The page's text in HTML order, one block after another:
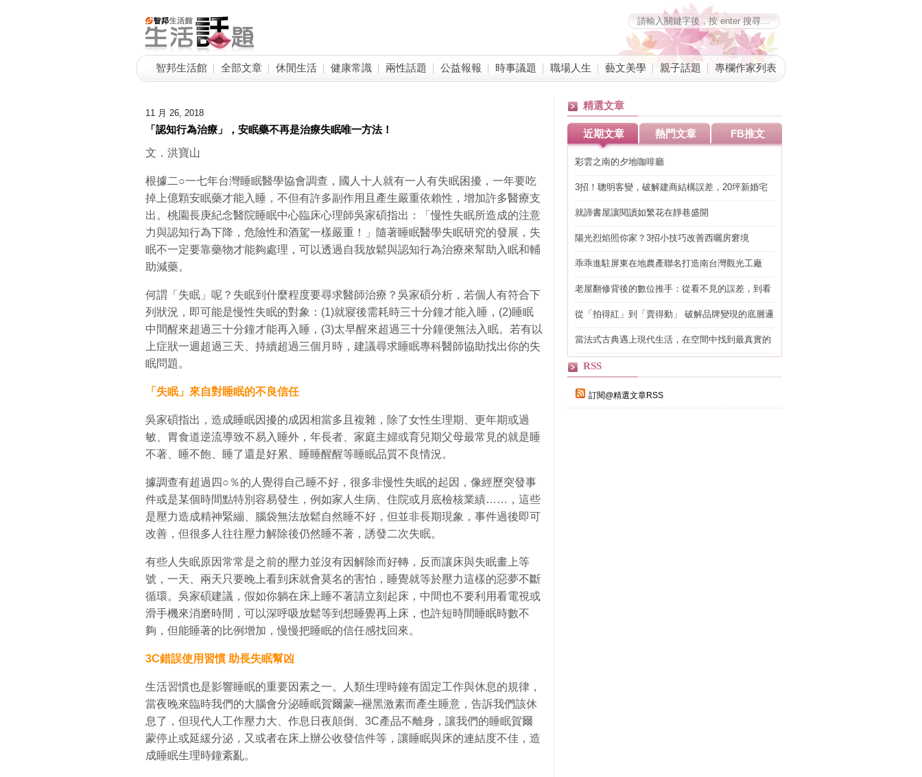
智邦生活館 全部文章 休閒生活 健康常識 兩性話題 公益報報 時事議題 職場人生 藝文美學 親子話題 專欄作家列表
11 月 26, 2018
「認知行為治療」，安眠藥不再是治療失眠唯一方法！
文．洪寶山
根據二○一七年台灣睡眠醫學協會調查，國人十人就有一人有失眠困擾，一年要吃
掉上億顆安眠藥才能入睡，不但有許多副作用且產生嚴重依賴性，增加許多醫療支
出。桃園長庚紀念醫院睡眠中心臨床心理師吳家碩指出：「慢性失眠所造成的注意
力與認知行為下降，危險性和酒駕一樣嚴重！」隨著睡眠醫學失眠研究的發展，失
眠不一定要靠藥物才能夠處理，可以透過自我放鬆與認知行為治療來幫助入眠和輔
助減藥。
何謂「失眠」呢？失眠到什麼程度要尋求醫師治療？吳家碩分析，若個人有符合下
列狀況，即可能是慢性失眠的對象：(1)就寢後需耗時三十分鐘才能入睡，(2)睡眠
中間醒來超過三十分鐘才能再入睡，(3)太早醒來超過三十分鐘便無法入眠。若有以
上症狀一週超過三天、持續超過三個月時，建議尋求睡眠專科醫師協助找出你的失
眠問題。
「失眠」來自對睡眠的不良信任
吳家碩指出，造成睡眠因擾的成因相當多且複雜，除了女性生理期、更年期或過
敏、胃食道逆流導致不易入睡外，年長者、家庭主婦或育兒期父母最常見的就是睡
不著、睡不飽、睡了還是好累、睡睡醒醒等睡眠品質不良情況。
據調查有超過四○％的人覺得自己睡不好，很多非慢性失眠的起因，像經歷突發事
件或是某個時間點特別容易發生，例如家人生病、住院或月底檢核業績……，這些
是壓力造成精神緊繃、腦袋無法放鬆自然睡不好，但並非長期現象，事件過後即可
改善，但很多人往往壓力解除後仍然睡不著，誘發二次失眠。
有些人失眠原因常常是之前的壓力並沒有因解除而好轉，反而讓床與失眠畫上等
號，一天、兩天只要晚上看到床就會莫名的害怕，睡覺就等於壓力這樣的惡夢不斷
循環。吳家碩建議，假如你躺在床上睡不著請立刻起床，中間也不要利用看電視或
滑手機來消磨時間，可以深呼吸放鬆等到想睡覺再上床，也許短時間睡眠時數不
夠，但能睡著的比例增加，慢慢把睡眠的信任感找回來。
3C錯誤使用習慣 助長失眠幫凶
生活習慣也是影響睡眠的重要因素之一。人類生理時鐘有固定工作與休息的規律，
當夜晚來臨時我們的大腦會分泌睡眠賀爾蒙─褪黑激素而產生睡意，告訴我們該休
息了，但現代人工作壓力大、作息日夜顛倒、3C產品不離身，讓我們的睡眠賀爾
蒙停止或延緩分泌，又或者在床上辦公收發信件等，讓睡眠與床的連結度不佳，造
成睡眠生理時鐘紊亂。
精選文章
近期文章 熱門文章 FB推文
彩雲之南的夕地咖啡廳
3招！聰明客變，破解建商結構誤差，20坪新婚宅
就諦書屋讓閱讀如繁花在靜巷盛開
陽光烈焰照你家？3招小技巧改善西曬房窘境
乖乖進駐屏東在地農產聯名打造南台灣觀光工廠
老屋翻修背後的數位推手：從看不見的誤差，到看
從「拍得紅」到「賣得動」 破解品牌變現的底層邏
當法式古典遇上現代生活，在空間中找到最真實的
RSS
訂閱@精選文章RSS